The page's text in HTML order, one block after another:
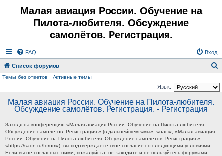
Малая авиация России. Обучение на
Пилота-любителя. Обсуждение
самолётов. Регистрация.
FAQ Вход
Список форумов
Темы без ответов
Активные темы
Язык:
Малая авиация России. Обучение на Пилота-любителя.
Обсуждение самолётов. Регистрация. - Регистрация
Заходя на конференцию «Малая авиация России. Обучение на Пилота-любителя.
Обсуждение самолётов. Регистрация.» (в дальнейшем «мы», «наш», «Малая авиация
России. Обучение на Пилота-любителя. Обсуждение самолётов. Регистрация.»,
«https://saon.ru/forum»), вы подтверждаете своё согласие со следующими условиями.
Если вы не согласны с ними, пожалуйста, не заходите и не пользуйтесь форумами